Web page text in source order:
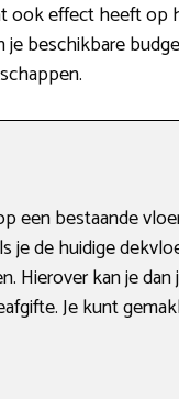
ook effect heeft op
beschikbare
een bestaande
de huidige
Hierover kan je
Je kunt